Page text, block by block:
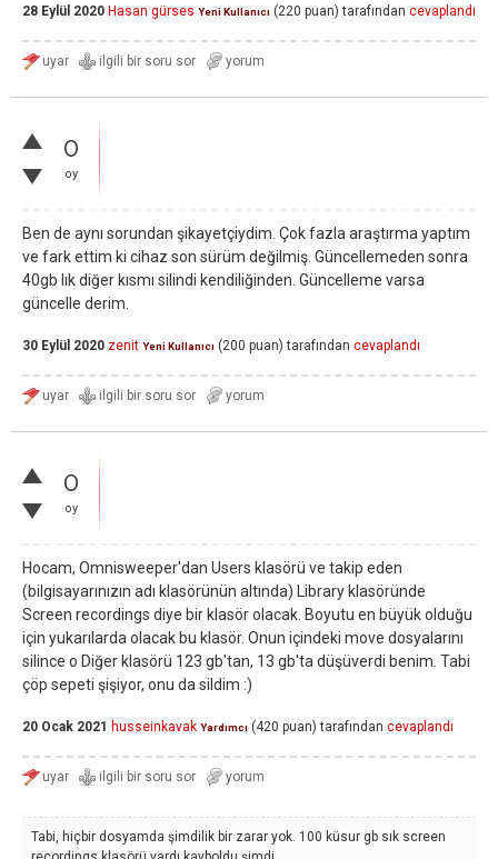
28 Eylül 2020 Hasan gürses Yeni Kullanıcı (220 puan) tarafından cevaplandı
0
oy
Ben de aynı sorundan şikayetçiydim. Çok fazla araştırma yaptım
ve fark ettim ki cihaz son sürüm değilmiş. Güncellemeden sonra
40gb lık diğer kısmı silindi kendiliğinden. Güncelleme varsa
güncelle derim.
30 Eylül 2020 zenit Yeni Kullanıcı (200 puan) tarafından cevaplandı
0
oy
Hocam, Omnisweeper'dan Users klasörü ve takip eden
(bilgisayarınızın adı klasörünün altında) Library klasöründe
Screen recordings diye bir klasör olacak. Boyutu en büyük olduğu
için yukarılarda olacak bu klasör. Onun içindeki move dosyalarını
silince o Diğer klasörü 123 gb'tan, 13 gb'ta düşüverdi benim. Tabi
çöp sepeti şişiyor, onu da sildim :)
20 Ocak 2021 husseinkavak Yardımcı (420 puan) tarafından cevaplandı
Tabi, hiçbir dosyamda şimdilik bir zarar yok. 100 küsur gb sık screen